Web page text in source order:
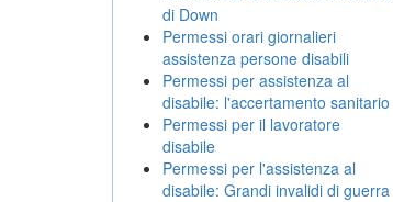
di Down
Permessi orari giornalieri
assistenza persone disabili
Permessi per assistenza al
disabile: l'accertamento sanitario
Permessi per il lavoratore
disabile
Permessi per l'assistenza al
disabile: Grandi invalidi di guerra